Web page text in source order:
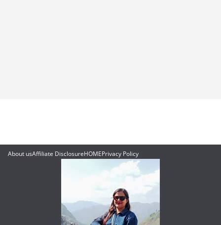
About usAffiliate DisclosureHOMEPrivacy Policy